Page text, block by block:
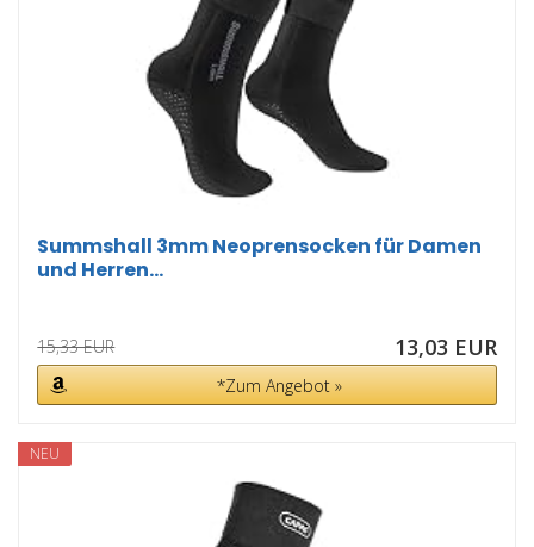
Summshall 3mm Neoprensocken für Damen
und Herren...
15,33 EUR 13,03 EUR
*Zum Angebot »
NEU